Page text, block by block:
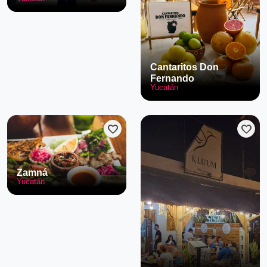
Cantaritos Don
Fernando
Yucatán
favorite
Zamná
Yucatán
favorite